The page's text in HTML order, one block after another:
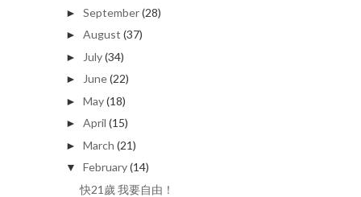
► September(28)
► August (37)
► July(34)
► June(22)
► May(18)
► April (15)
► March (21)
▼ February(14)
快21歲 我要自由！